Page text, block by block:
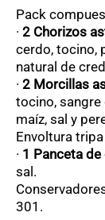
raciones
cantidad
Pack
· 2 Chorizos
cerdo, tocino,
natural de
· 2 Morcillas
tocino, sangre
maíz, sal y
Envoltura
· 1 Panceta
sal.
301.